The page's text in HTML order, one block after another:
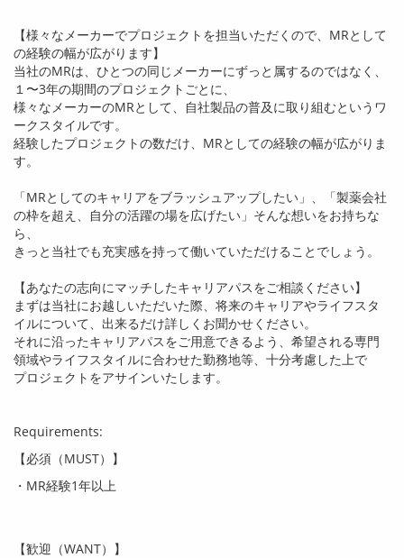
【様々なメーカーでプロジェクトを担当いただくので、 MRとして
の経験の幅が広がります】
当社のMRは、ひとつの同じメーカーにずっと属するのではなく、
１〜3年の期間のプロジェクトごとに、
様々なメーカーのMRとして、自社製品の普及に取り組むというワ
ークスタイルです。
経験したプロジェクトの数だけ、 MRとしての経験の幅が広がりま
す。
「MRとしてのキャリアをブラッシュアップしたい」、「製薬会社
の枠を超え、自分の活躍の場を広げたい」そんな想いをお持ちな
ら、
きっと当社でも充実感を持って働いていただけることでしょう。
【あなたの志向にマッチしたキャリアパスをご相談ください】
まずは当社にお越しいただいた際、将来のキャリアやライフスタ
イルについて、出来るだけ詳しくお聞かせください。
それに沿ったキャリアパスをご用意できるよう、希望される専門
領域やライフスタイルに合わせた勤務地等、十分考慮した上で
プロジェクトをアサインいたします。
Requirements:
【必須（MUST）】
・ MR経験1年以上
【歓迎（WANT）】